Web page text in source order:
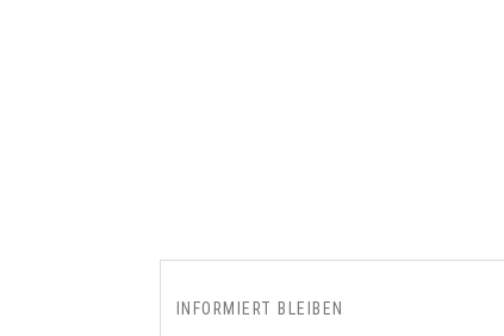
INFORMIERT BLEIBEN